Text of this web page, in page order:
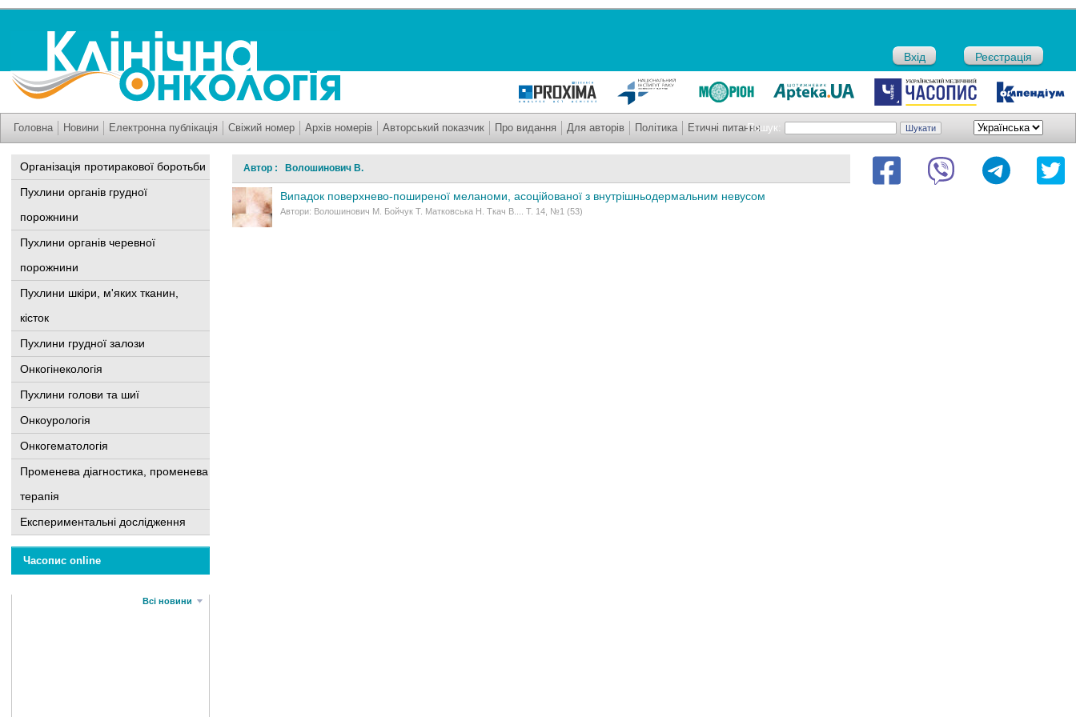
Вхід Реєстрація
Пошук:
Головна Новини Електронна публікація Свіжий номер Архів номерів Авторський показчик Про видання Для авторів Політика Етичні питання
Організація протиракової боротьби
Пухлини органів грудної
порожнини
Пухлини органів черевної
порожнини
Пухлини шкіри, м'яких тканин,
кісток
Пухлини грудної залози
Онкогінекологія
Пухлини голови та шиї
Онкоурологія
Онкогематологія
Променева діагностика, променева
терапія
Експериментальні дослідження
Часопис online
Всі новини
Автор : Волошинович В.
Випадок поверхнево-поширеної меланоми, асоційованої з внутрішньодермальним невусом
Автори: Волошинович М. Бойчук Т. Матковська Н. Ткач В.... Т. 14, №1 (53)